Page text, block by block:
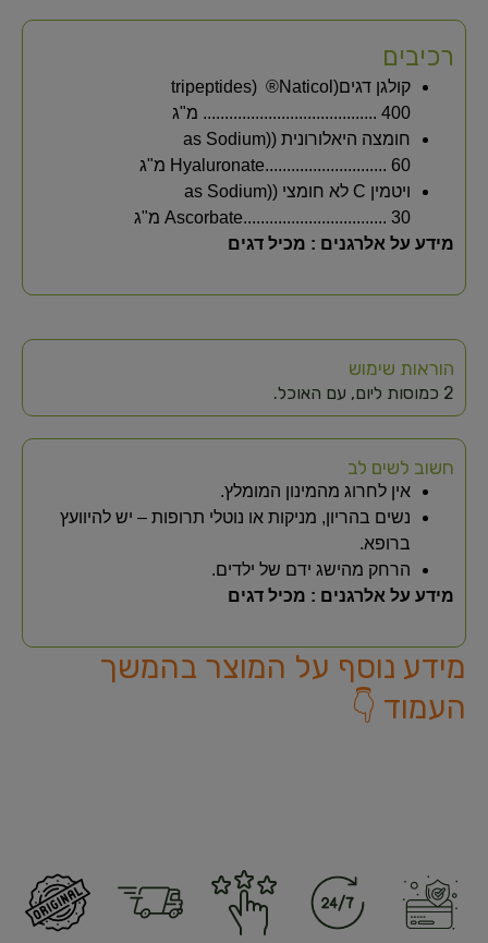
רכיבים
קולגן דגים tripeptides) ®Naticol )
........................................ 400 מ"ג
חומצה היאלורונית
((as Sodium
Hyaluronate............................ 60 מ"ג
ויטמין
לא חומצי ( (as Sodium
Ascorbate................................. 30 מ"ג
מידע על אלרגנים : מכיל דגים
הוראות שימוש
2 כמוסות ליום, עם האוכל.
חשוב לשים לב
אין לחרוג מהמינון המומלץ.
נשים בהריון, מניקות או נוטלי תרופות – יש להיוועץ
ברופא.
הרחק מהישג ידם של ילדים.
מידע על אלרגנים : מכיל דגים
מידע נוסף על המוצר בהמשך
העמוד 👇